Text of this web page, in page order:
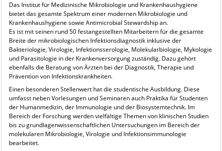
Das Institut für Medizinische Mikrobiologie und Krankenhaushygiene
bietet das gesamte Spektrum einer modernen Mikrobiologie und
Krankenhaushygiene sowie Antimicrobial Stewardship an.
Es ist mit seinen rund 50 festangestellten Mitarbeitern für die gesamte
Breite der mikrobiologischen Infektionsdiagnostik inklusive der
Bakteriologie, Virologie, Infektionsserologie, Molekularbiologie, Mykologie
und Parasitologie in der Krankenversorgung zuständig. Dazu gehört
ebenfalls die Beratung von Ärzten bei der Diagnostik, Therapie und
Prävention von Infektionskrankheiten.
Einen besonderen Stellenwert hat die studentische Ausbildung. Diese
umfasst neben Vorlesungen und Seminaren auch Praktika für Studenten
der Humanmedizin, der Immunologie und der Biosystemtechnik. Im
Bereich der Forschung werden vielfältige Themen von klinischen Studien
bis zu grundlagenwissenschaftlichen Untersuchungen im Bereich der
molekularen Mikrobiologie, Virologie und Infektionsimmunologie
bearbeitet.